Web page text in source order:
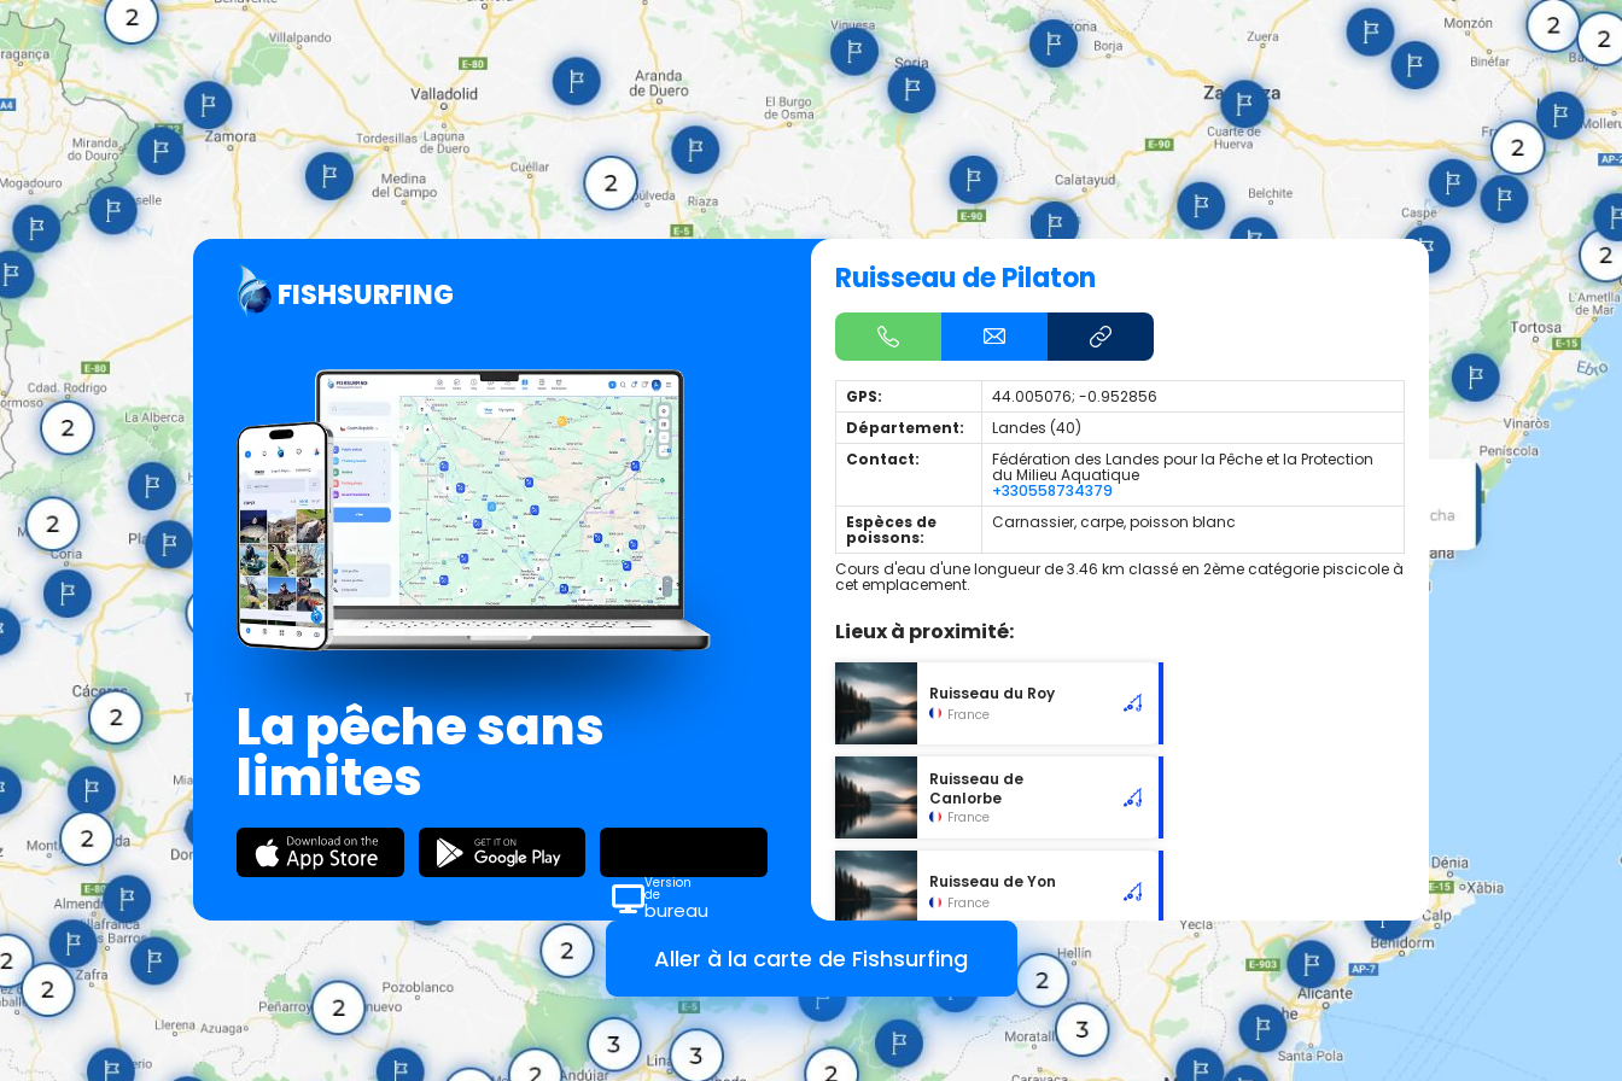
FISHSURFING
La pêche sans
limites
Version
de
bureau
Ruisseau de Pilaton
GPS:
44.005076; -0.952856
Département:
Landes (40)
Contact:
Fédération des Landes pour la Pêche et la Protection
du Milieu Aquatique
+330558734379
Espèces de
poissons:
Carnassier, carpe, poisson blanc
Cours d'eau d'une longueur de 3.46 km classé en 2ème catégorie piscicole à
cet emplacement.
Lieux à proximité:
Ruisseau du Roy
France
Ruisseau de
Canlorbe
France
Ruisseau de Yon
France
Aller à la carte de Fishsurfing